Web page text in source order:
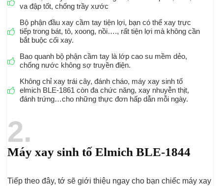
va đập tốt, chống trầy xước
Bộ phận đầu xay cầm tay tiện lợi, bạn có thể xay trực
tiếp trong bát, tô, xoong, nồi…., rất tiện lợi mà không cần
bắt buộc cối xay.
Bao quanh bộ phận cầm tay là lớp cao su mềm dẻo,
chống nước không sợ truyền điện.
Không chỉ xay trái cây, đánh cháo, máy xay sinh tố
elmich BLE-1861 còn đa chức năng, xay nhuyễn thịt,
đánh trứng…cho những thực đơn hấp dẫn mỗi ngày.
2
Máy xay sinh tố Elmich BLE-1844
Tiếp theo đây, tớ sẽ giới thiệu ngay cho bạn chiếc máy xay